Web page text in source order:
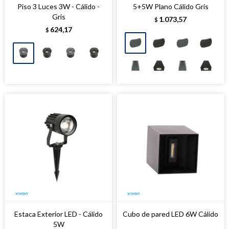
Piso 3 Luces 3W - Cálido -
Gris
$ 624,17
5+5W Plano Cálido Gris
$ 1.073,57
Estaca Exterior LED - Cálido
5W
Cubo de pared LED 6W Cálido